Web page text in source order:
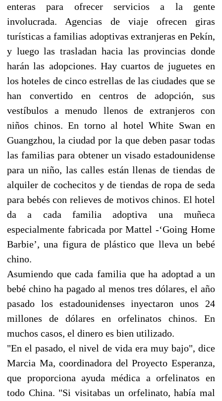
enteras para ofrecer servicios a la gente
involucrada. Agencias de viaje ofrecen giras
turísticas a familias adoptivas extranjeras en Pekín,
y luego las trasladan hacia las provincias donde
harán las adopciones. Hay cuartos de juguetes en
los hoteles de cinco estrellas de las ciudades que se
han convertido en centros de adopción, sus
vestíbulos a menudo llenos de extranjeros con
niños chinos. En torno al hotel White Swan en
Guangzhou, la ciudad por la que deben pasar todas
las familias para obtener un visado estadounidense
para un niño, las calles están llenas de tiendas de
alquiler de cochecitos y de tiendas de ropa de seda
para bebés con relieves de motivos chinos. El hotel
da a cada familia adoptiva una muñeca
especialmente fabricada por Mattel -‘Going Home
Barbie’, una figura de plástico que lleva un bebé
chino.
Asumiendo que cada familia que ha adoptad a un
bebé chino ha pagado al menos tres dólares, el año
pasado los estadounidenses inyectaron unos 24
millones de dólares en orfelinatos chinos. En
muchos casos, el dinero es bien utilizado.
"En el pasado, el nivel de vida era muy bajo", dice
Marcia Ma, coordinadora del Proyecto Esperanza,
que proporciona ayuda médica a orfelinatos en
todo China. "Si visitabas un orfelinato, había mal